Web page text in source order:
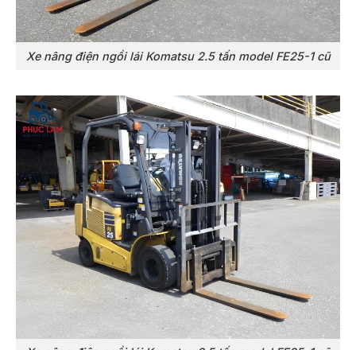
Xe nâng điện ngồi lái Komatsu 2.5 tấn model FE25-1 cũ